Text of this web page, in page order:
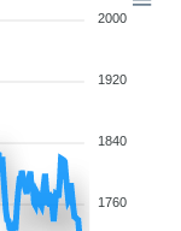
2000
1920
1840
1760